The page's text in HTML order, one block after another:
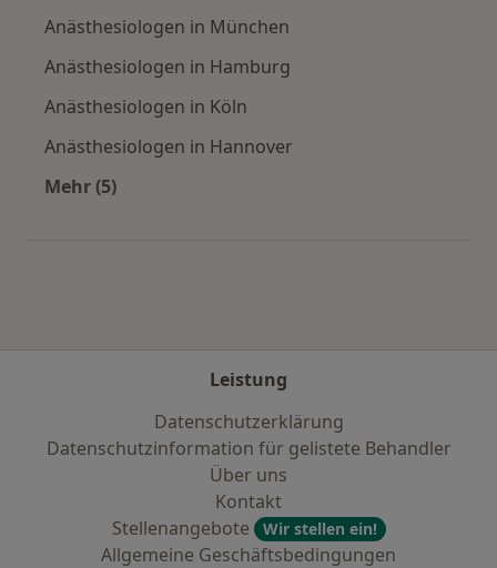
Anästhesiologen in München
Anästhesiologen in Hamburg
Anästhesiologen in Köln
Anästhesiologen in Hannover
Mehr (5)
Leistung
Datenschutzerklärung
Datenschutzinformation für gelistete Behandler
Über uns
Kontakt
Stellenangebote
Wir stellen ein!
Allgemeine Geschäftsbedingungen